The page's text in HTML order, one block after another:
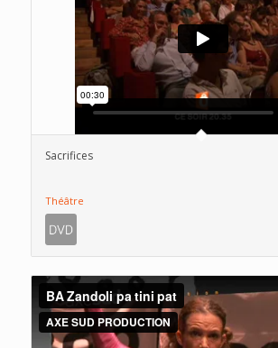
Sacrifices
Théâtre